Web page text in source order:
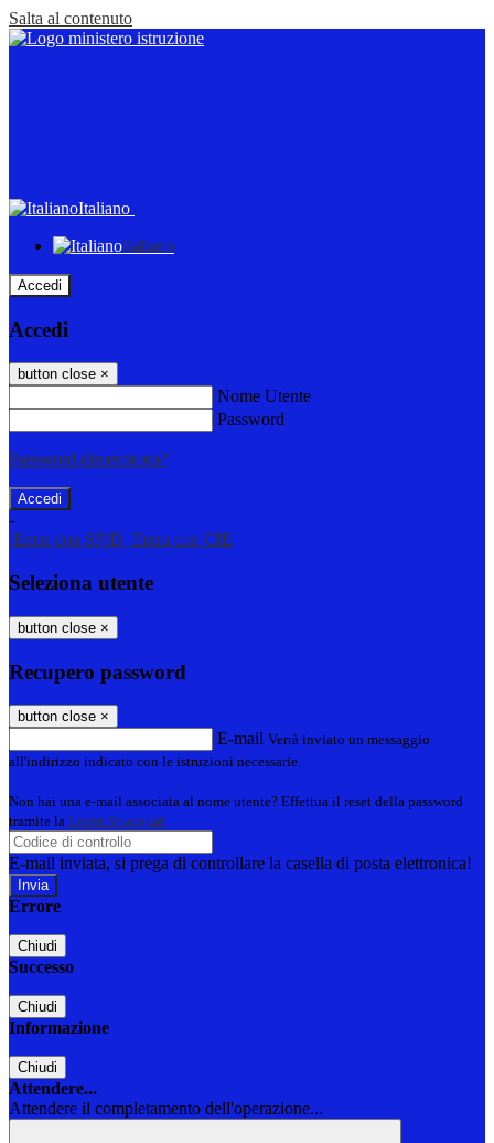
Salta al contenuto
Italiano
Italiano
Accedi
Accedi
button close ×
Nome Utente
Password
Password dimenticata?
-
Entra con SPID Entra con CIE
Seleziona utente
button close ×
Recupero password
button close ×
E-mail Verrà inviato un messaggio
all'indirizzo indicato con le istruzioni necessarie.
Non hai una e-mail associata al nome utente? Effettua il reset della password
tramite la Login Spaggiari
E-mail inviata, si prega di controllare la casella di posta elettronica!
Errore
Chiudi
Successo
Chiudi
Informazione
Chiudi
Attendere...
Attendere il completamento dell'operazione...